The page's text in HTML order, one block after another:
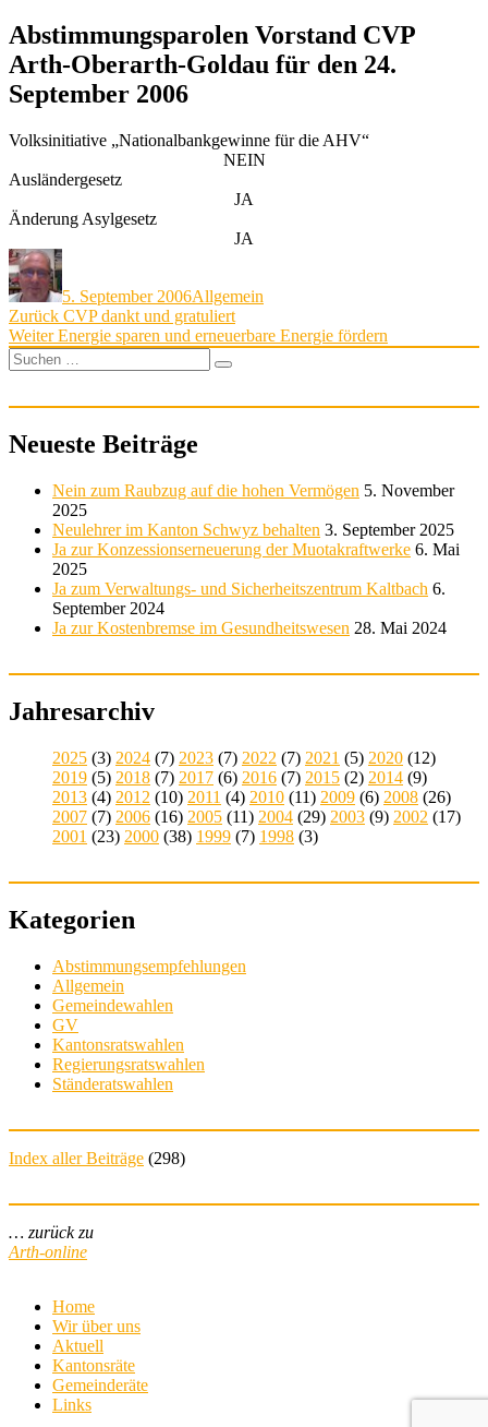
Abstimmungsparolen Vorstand CVP
Arth-Oberarth-Goldau für den 24.
September 2006
Volksinitiative „Nationalbankgewinne für die AHV“
NEIN
Ausländergesetz
JA
Änderung Asylgesetz
JA
Autor
Veröffentlicht
am
5. September 2006Allgemein
Beitragsnavigation
Zurück Vorheriger
Beitrag:
CVP dankt und gratuliert
Weiter Nächster
Beitrag:
Energie sparen und erneuerbare Energie fördern
Suchen
nach:
Suchen
Neueste Beiträge
Nein zum Raubzug auf die hohen Vermögen 5. November
2025
Neulehrer im Kanton Schwyz behalten 3. September 2025
Ja zur Konzessionserneuerung der Muotakraftwerke 6. Mai
2025
Ja zum Verwaltungs- und Sicherheitszentrum Kaltbach 6.
September 2024
Ja zur Kostenbremse im Gesundheitswesen 28. Mai 2024
Jahresarchiv
2025 (3) 2024 (7) 2023 (7) 2022 (7) 2021 (5) 2020 (12)
2019 (5) 2018 (7) 2017 (6) 2016 (7) 2015 (2) 2014 (9)
2013 (4) 2012 (10) 2011 (4) 2010 (11) 2009 (6) 2008 (26)
2007 (7) 2006 (16) 2005 (11) 2004 (29) 2003 (9) 2002 (17)
2001 (23) 2000 (38) 1999 (7) 1998 (3)
Kategorien
Abstimmungsempfehlungen
Allgemein
Gemeindewahlen
GV
Kantonsratswahlen
Regierungsratswahlen
Ständeratswahlen
Index aller Beiträge (298)
… zurück zu
Arth-online
Home
Wir über uns
Aktuell
Kantonsräte
Gemeinderäte
Links